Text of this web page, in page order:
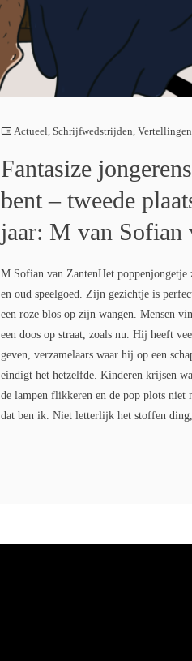
Actueel ,Schrijfwedstrijden ,Vertellingen
Fantasize
bent – tweede
jaar: M van Sofian
M Sofian van ZantenHet
en oud speelgoed. Zijn gezichtje is
een roze blos op zijn wangen. Mensen
een doos op straat, zoals nu. Hij heeft
geven, verzamelaars waar hij op een
eindigt het hetzelfde. Kinderen krijsen
de lampen flikkeren en de pop plots niet
dat ben ik. Niet letterlijk het stoffen ding,